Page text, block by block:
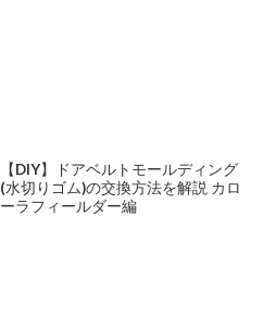
【DIY】ドアベルトモールディング
(水切りゴム)の交換方法を解説 カロ
ーラフィールダー編